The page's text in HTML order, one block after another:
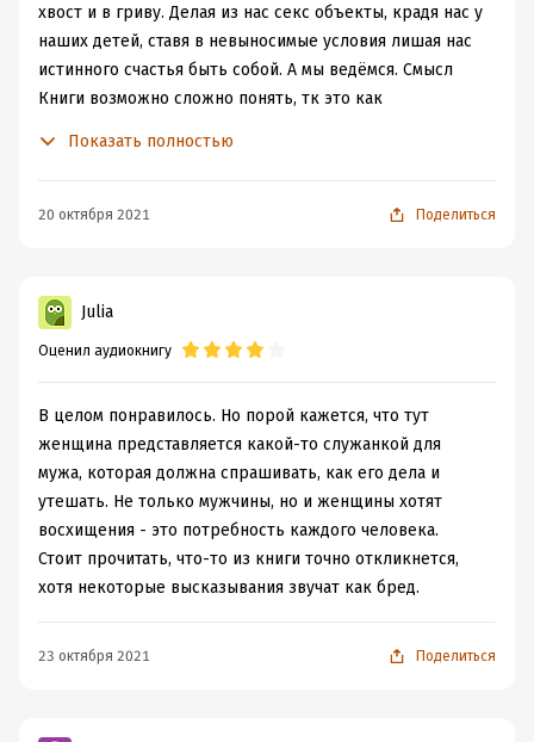
хвост и в гриву. Делая из нас секс объекты, крадя нас у
наших детей, ставя в невыносимые условия лишая нас
истинного счастья быть собой. А мы ведёмся. Смысл
Книги возможно сложно понять, тк это как
жить по не работающим сценариям наших мам и
озлобленной на весь мир Фурией, которая кричит Я
ВСЁ МОГУ САМА! Зачем? Зачем делать самой? Для этого
есть мужчины.
Показать полностью
20 октября 2021 Поделиться
Julia
Оценил аудиокнигу
В целом понравилось. Но порой кажется, что тут
женщина представляется какой-то служанкой для
мужа, которая должна спрашивать, как его дела и
утешать. Не только мужчины, но и женщины хотят
восхищения - это потребность каждого человека.
Стоит прочитать, что-то из книги точно откликнется,
хотя некоторые высказывания звучат как бред.
23 октября 2021 Поделиться